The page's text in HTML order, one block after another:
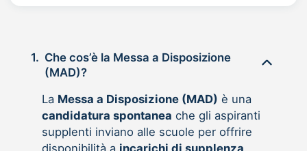
1. Che cos’è la Messa a Disposizione
(MAD)?
La Messa a Disposizione (MAD) è una
candidatura spontanea che gli aspiranti
supplenti inviano alle scuole per offrire
disponibilità a incarichi di supplenza.